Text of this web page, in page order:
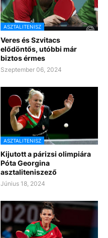
ASZTALITENISZ
Veres és Szvitacs
elődöntős, utóbbi már
biztos érmes
Szeptember 06, 2024
ASZTALITENISZ
Kijutott a párizsi olimpiára
Póta Georgina
asztaliteniszező
Június 18, 2024